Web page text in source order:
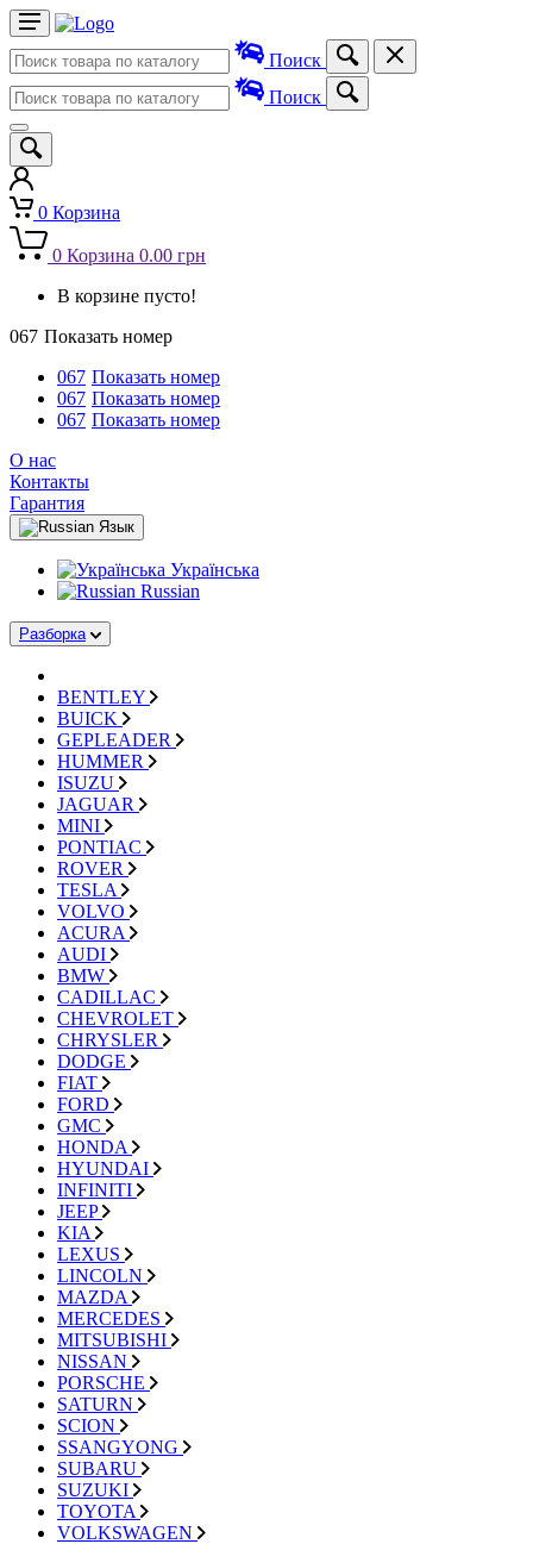
Поиск
Поиск
0 Корзина
0 Корзина 0.00 грн
В корзине пусто!
067 Показать номер
067 Показать номер
067 Показать номер
067 Показать номер
О нас
Контакты
Гарантия
Язык
Українська
Russian
Разборка
BENTLEY
BUICK
GEPLEADER
HUMMER
ISUZU
JAGUAR
MINI
PONTIAC
ROVER
TESLA
VOLVO
ACURA
AUDI
BMW
CADILLAC
CHEVROLET
CHRYSLER
DODGE
FIAT
FORD
GMC
HONDA
HYUNDAI
INFINITI
JEEP
KIA
LEXUS
LINCOLN
MAZDA
MERCEDES
MITSUBISHI
NISSAN
PORSCHE
SATURN
SCION
SSANGYONG
SUBARU
SUZUKI
TOYOTA
VOLKSWAGEN